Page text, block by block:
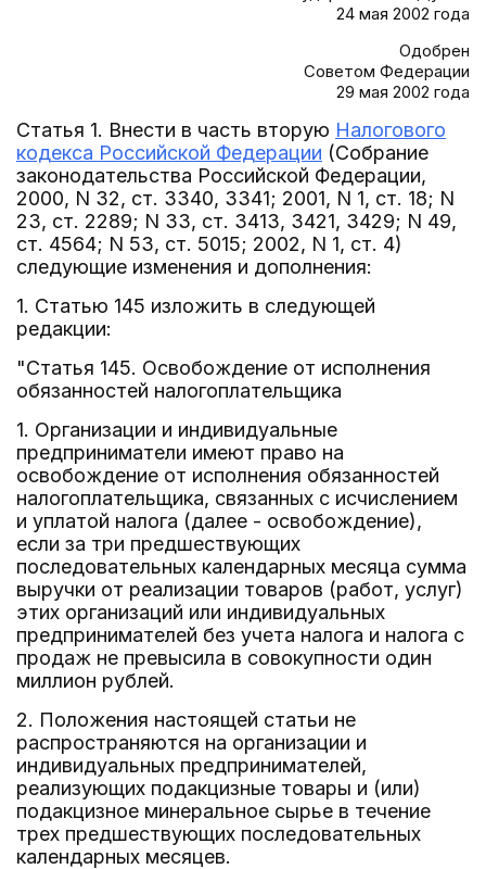
24 мая 2002 года
Одобрен
Советом Федерации
29 мая 2002 года
Статья 1. Внести в часть вторую Налогового
кодекса Российской Федерации (Собрание
законодательства Российской Федерации,
2000, N 32, ст. 3340, 3341; 2001, N 1, ст. 18; N
23, ст. 2289; N 33, ст. 3413, 3421, 3429; N 49,
ст. 4564; N 53, ст. 5015; 2002, N 1, ст. 4)
следующие изменения и дополнения:
1. Статью 145 изложить в следующей
редакции:
"Статья 145. Освобождение от исполнения
обязанностей налогоплательщика
1. Организации и индивидуальные
предприниматели имеют право на
освобождение от исполнения обязанностей
налогоплательщика, связанных с исчислением
и уплатой налога (далее - освобождение),
если за три предшествующих
последовательных календарных месяца сумма
выручки от реализации товаров (работ, услуг)
этих организаций или индивидуальных
предпринимателей без учета налога и налога с
продаж не превысила в совокупности один
миллион рублей.
2. Положения настоящей статьи не
распространяются на организации и
индивидуальных предпринимателей,
реализующих подакцизные товары и (или)
подакцизное минеральное сырье в течение
трех предшествующих последовательных
календарных месяцев.